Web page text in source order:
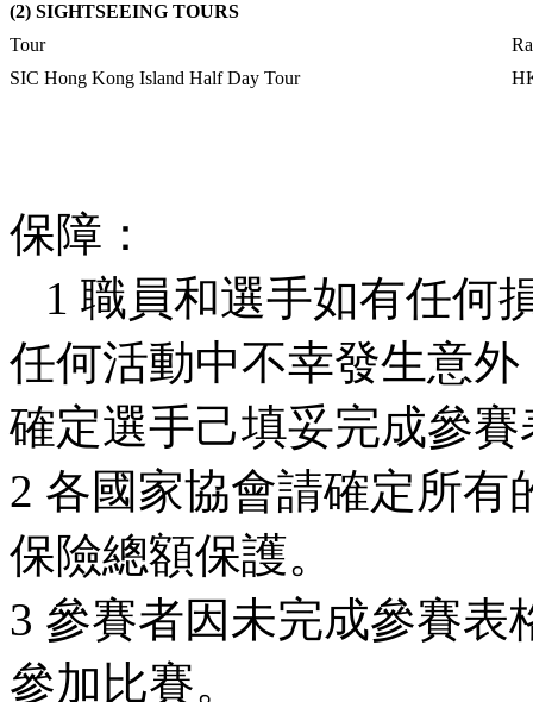
(2) SIGHTSEEING TOURS
Tour
SIC Hong Kong Island Half Day Tour
保障：
1 職員和選手如有任何
任何活動中不幸發生意
確定選手己填妥完成參
2 各國家協會請確定所
保險總額保護。
3 參賽者因未完成參賽
參加比賽。